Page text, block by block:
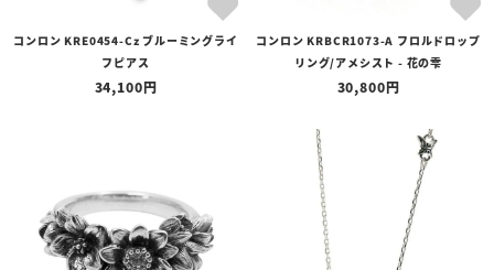
コンロン KRE0454-Cz ブルーミングライ
フピアス
34,100
コンロン KRBCR1073-A フロルドロップ
リング/アメシスト - 花の雫
30,800